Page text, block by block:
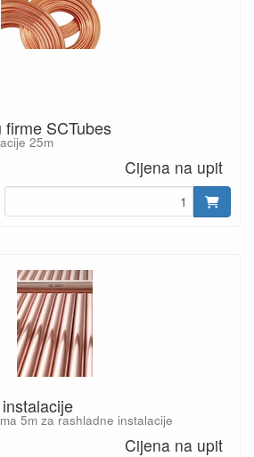
SCTubes
25m
Cijena na upit
5m za rashladne instalacije
Cijena na upit